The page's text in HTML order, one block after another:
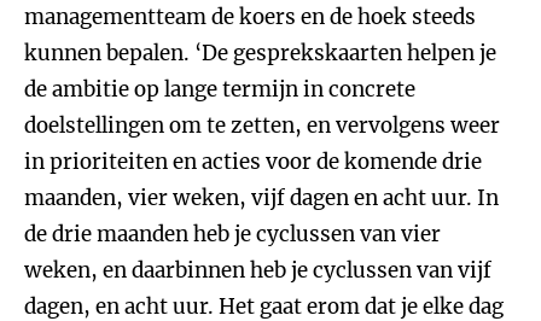
managementteam de koers en de hoek steeds
kunnen bepalen. ‘De gesprekskaarten helpen je
de ambitie op lange termijn in concrete
doelstellingen om te zetten, en vervolgens weer
in prioriteiten en acties voor de komende drie
maanden, vier weken, vijf dagen en acht uur. In
de drie maanden heb je cyclussen van vier
weken, en daarbinnen heb je cyclussen van vijf
dagen, en acht uur. Het gaat erom dat je elke dag